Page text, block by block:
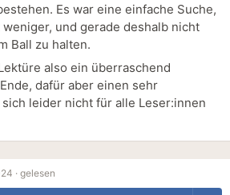
Es war eine einfache Suche,
und gerade deshalb nicht
Ball zu halten.
also ein überraschend
dafür aber einen sehr
sich leider nicht für alle Leser:innen
· gelesen